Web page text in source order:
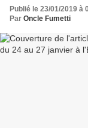
Publié le 23/01/2019 à
Par Oncle Fumetti